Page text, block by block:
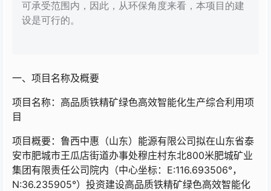
可承受范围内，因此，从环保角度来看，本项目的建
设是可行的。
一、项目名称及概要
项目名称：高品质铁精矿绿色高效智能化生产综合利用项
目
项目概要：鲁西中惠（山东）能源有限公司拟在山东省泰
安市肥城市王瓜店街道办事处穆庄村东北800米肥城矿业
集团有限责任公司院内（中心坐标：E:116.693506°，
N:36.235905°）投资建设高品质铁精矿绿色高效智能化